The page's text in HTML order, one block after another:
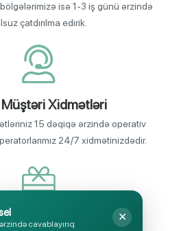
bölgələrimizə isə 1-3 iş günü ərzində
çatdırılma edirik.
Xidmətləri
15 dəqiqə ərzində operativ
24/7 xidmətinizdədir.
məhsul seçimi
cavablayırıq
✕